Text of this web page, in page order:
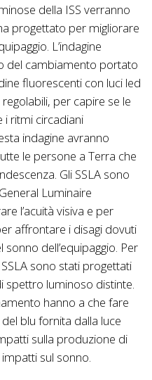
della ISS verranno
progettato per migliorare
L’indagine
del cambiamento portato
fluorescenti con luci led
per capire se le
i ritmi circadiani
indagine avranno
le persone a Terra che
Gli SSLA sono
Luminaire
l’acuità visiva e per
affrontare i disagi dovuti
dell’equipaggio. Per
sono stati progettati
spettro luminoso distinte.
hanno a che fare
blu fornita dalla luce
sulla produzione di
sul sonno.